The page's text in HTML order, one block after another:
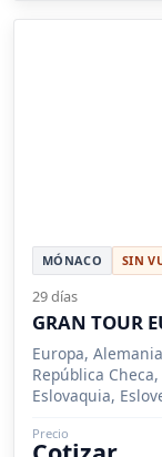
MÓNACO SIN
29 días
GRAN TOUR
Europa,
República
Eslovaquia,
Precio